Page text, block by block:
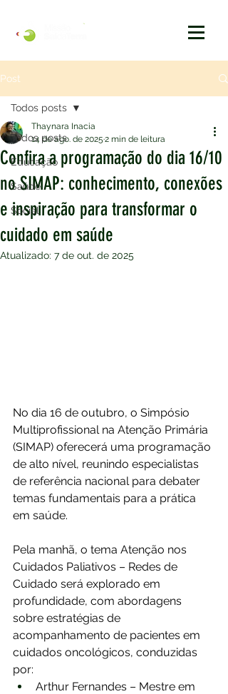
Post
Todos posts
Educação
Saúde
Social
Todos posts
Confira a programação do dia 16/10
no SIMAP: conhecimento, conexões
e inspiração para transformar o
cuidado em saúde
Thaynara Inacia
14 de ago. de 2025 2 min de leitura
Atualizado: 7 de out. de 2025
No dia 16 de outubro, o Simpósio
Multiprofissional na Atenção Primária
(SIMAP) oferecerá uma programação
de alto nível, reunindo especialistas
de referência nacional para debater
temas fundamentais para a prática
em saúde.
Pela manhã, o tema Atenção nos
Cuidados Paliativos – Redes de
Cuidado será explorado em
profundidade, com abordagens
sobre estratégias de
acompanhamento de pacientes em
cuidados oncológicos, conduzidas
por:
Arthur Fernandes – Mestre em